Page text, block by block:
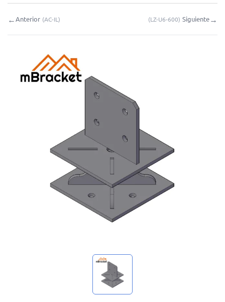
Consulta en línea
🌐 Language▼
←Anterior (AC-IL ) (LZ-U6-600) Siguiente→